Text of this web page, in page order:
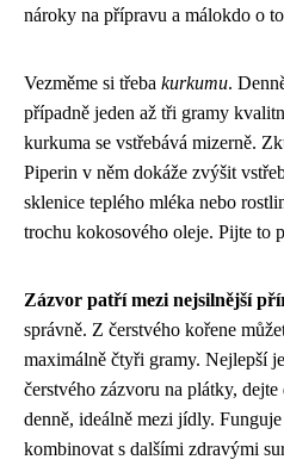
nároky na přípravu a málokdo o
Vezměme si třeba kurkumu.
případně jeden až tři gramy
kurkuma se vstřebává mizerně.
Piperin v něm dokáže zvýšit
sklenice teplého mléka nebo
trochu kokosového oleje. Pijte to
Zázvor patří mezi nejsilnější
správně. Z čerstvého kořene
maximálně čtyři gramy. Nejlepší
čerstvého zázvoru na plátky,
denně, ideálně mezi jídly.
kombinovat s dalšími zdravými